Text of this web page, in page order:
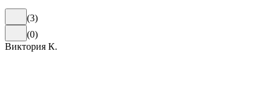
(3)
(0)
Виктория К.